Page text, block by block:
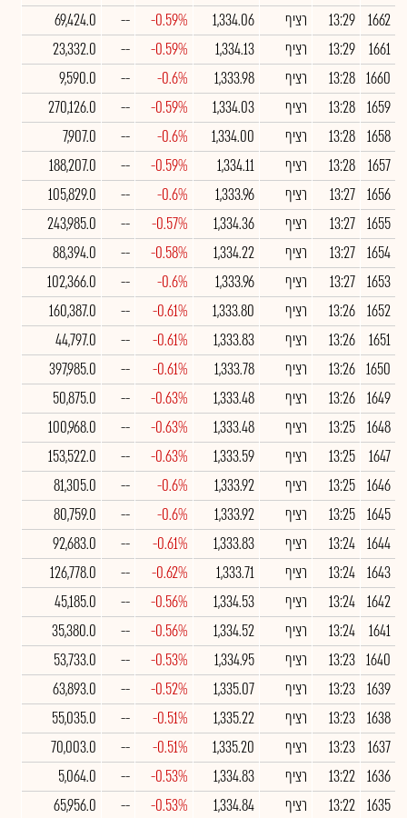
1662
13:29 רציף 1,334.06
-0.59%
--
69,424.0
1661
13:29 רציף 1,334.13
-0.59%
--
23,332.0
1660
13:28 רציף 1,333.98
-0.6%
--
9,590.0
1659
13:28 רציף 1,334.03
-0.59%
--
270,126.0
1658
13:28 רציף 1,334.00
-0.6%
--
7,907.0
1657
13:28 רציף 1,334.11
-0.59%
--
188,207.0
1656
13:27 רציף 1,333.96
-0.6%
--
105,829.0
1655
13:27 רציף 1,334.36
-0.57%
--
243,985.0
1654
13:27 רציף 1,334.22
-0.58%
--
88,394.0
1653
13:27 רציף 1,333.96
-0.6%
--
102,366.0
1652
13:26 רציף 1,333.80
-0.61%
--
160,387.0
1651
13:26 רציף 1,333.83
-0.61%
--
44,797.0
1650
13:26 רציף 1,333.78
-0.61%
--
397,985.0
1649
13:26 רציף 1,333.48
-0.63%
--
50,875.0
1648
13:25 רציף 1,333.48
-0.63%
--
100,968.0
1647
13:25 רציף 1,333.59
-0.63%
--
153,522.0
1646
13:25 רציף 1,333.92
-0.6%
--
81,305.0
1645
13:25 רציף 1,333.92
-0.6%
--
80,759.0
1644
13:24 רציף 1,333.83
-0.61%
--
92,683.0
1643
13:24 רציף 1,333.71
-0.62%
--
126,778.0
1642
13:24 רציף 1,334.53
-0.56%
--
45,185.0
1641
13:24 רציף 1,334.52
-0.56%
--
35,380.0
1640
13:23 רציף 1,334.95
-0.53%
--
53,733.0
1639
13:23 רציף 1,335.07
-0.52%
--
63,893.0
1638
13:23 רציף 1,335.22
-0.51%
--
55,035.0
1637
13:23 רציף 1,335.20
-0.51%
--
70,003.0
1636
13:22 רציף 1,334.83
-0.53%
--
5,064.0
1635
13:22 רציף 1,334.84
-0.53%
--
65,956.0